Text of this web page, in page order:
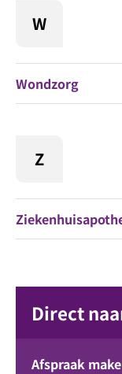
W
Wondzorg
Z
Direct
Afspraak